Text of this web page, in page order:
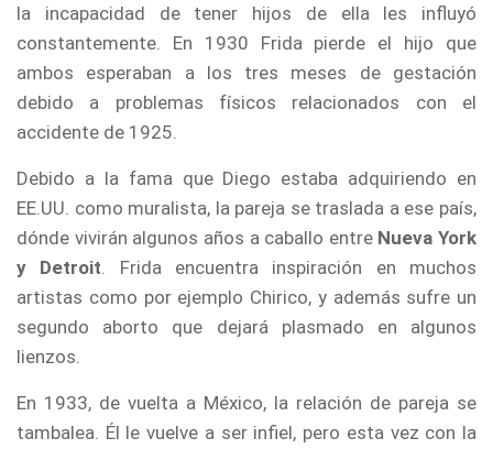
la incapacidad de tener hijos de ella les influyó
constantemente. En 1930 Frida pierde el hijo que
ambos esperaban a los tres meses de gestación
debido a problemas físicos relacionados con el
accidente de 1925.
Debido a la fama que Diego estaba adquiriendo en
EE.UU. como muralista, la pareja se traslada a ese país,
dónde vivirán algunos años a caballo entre Nueva York
y Detroit . Frida encuentra inspiración en muchos
artistas como por ejemplo Chirico, y además sufre un
segundo aborto que dejará plasmado en algunos
lienzos.
En 1933, de vuelta a México, la relación de pareja se
tambalea. Él le vuelve a ser infiel, pero esta vez con la